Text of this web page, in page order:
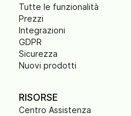
Tutte le funzionalità
Prezzi
Integrazioni
GDPR
Sicurezza
Nuovi prodotti
RISORSE
Centro Assistenza